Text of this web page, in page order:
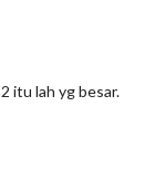
itu lah yg besar.